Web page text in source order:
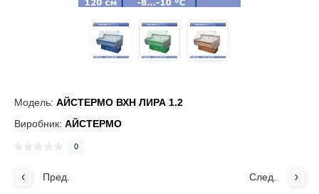
Модель: АЙСТЕРМО ВХН ЛИРА 1.2
Виробник: АЙСТЕРМО
0
Пред. След.